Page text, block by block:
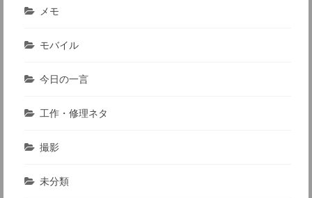
メモ
モバイル
今日の一言
工作・修理ネタ
撮影
未分類